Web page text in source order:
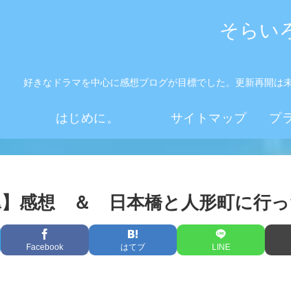
そらい
好きなドラマを中心に感想ブログが目標でした。更新再開は
はじめに。 サイトマップ
】感想 ＆ 日本橋と人形町に行っ
Facebook はてブ LINE